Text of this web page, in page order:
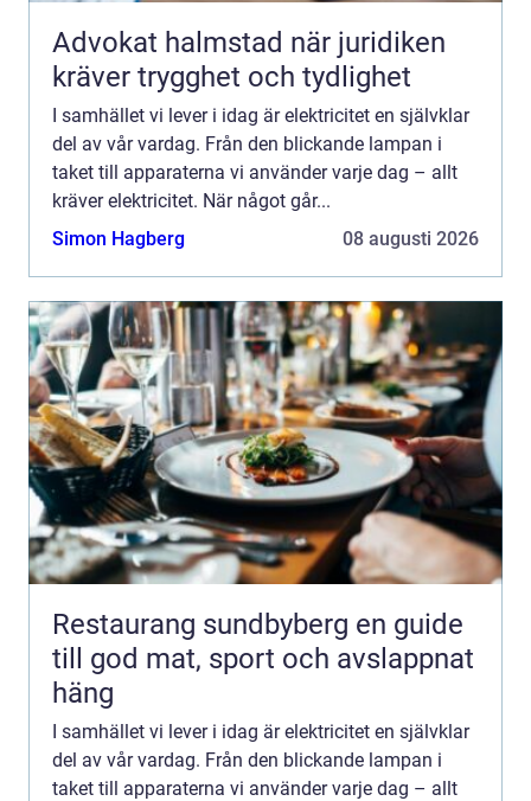
Advokat halmstad när juridiken
kräver trygghet och tydlighet
I samhället vi lever i idag är elektricitet en självklar
del av vår vardag. Från den blickande lampan i
taket till apparaterna vi använder varje dag – allt
kräver elektricitet. När något går...
Simon Hagberg
08 augusti 2026
Restaurang sundbyberg en guide
till god mat, sport och avslappnat
häng
I samhället vi lever i idag är elektricitet en självklar
del av vår vardag. Från den blickande lampan i
taket till apparaterna vi använder varje dag – allt